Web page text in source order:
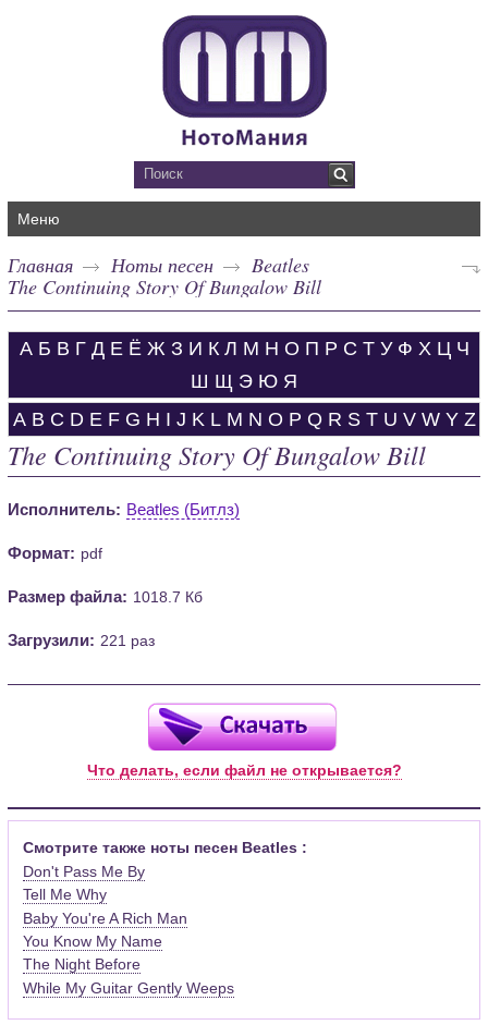
Меню
Главная Ноты песен
Beatles
The Continuing Story Of Bungalow Bill
А Б В Г Д Е Ё Ж З И К Л М Н О П Р С Т У Ф Х Ц Ч
Ш Щ Э Ю Я
A B C D E F G H I J K L M N O P Q R S T U V W Y Z
The Continuing Story Of Bungalow Bill
Исполнитель: Beatles (Битлз)
Формат: pdf
Размер файла: 1018.7 Кб
Загрузили: 221 раз
Что делать, если файл не открывается?
Смотрите также ноты песен Beatles :
Don't Pass Me By
Tell Me Why
Baby You're A Rich Man
You Know My Name
The Night Before
While My Guitar Gently Weeps